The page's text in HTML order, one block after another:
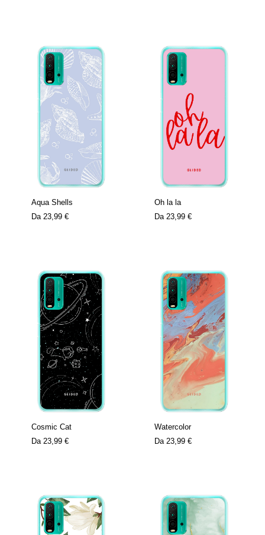
Aqua Shells
Da 23,99 €
Oh la la
Da 23,99 €
Cosmic Cat
Da 23,99 €
Watercolor
Da 23,99 €